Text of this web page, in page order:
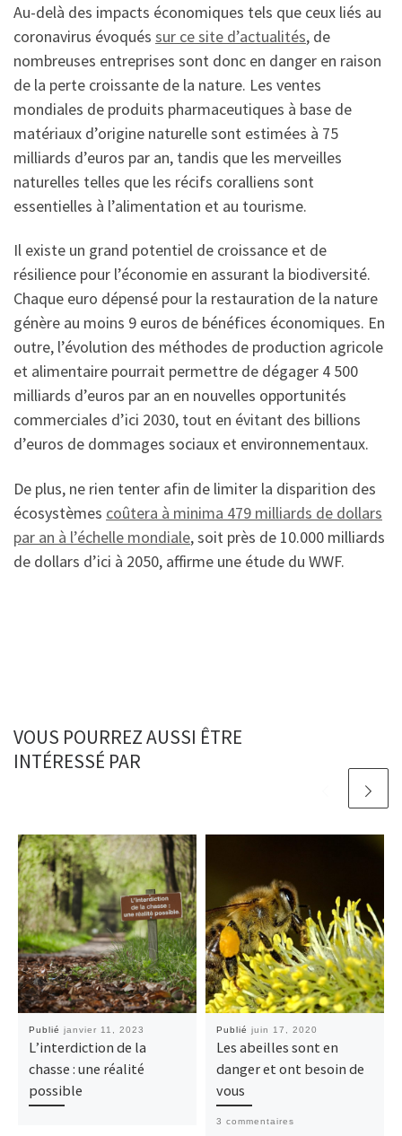
Au-delà des impacts économiques tels que ceux liés au
coronavirus évoqués sur ce site d’actualités, de
nombreuses entreprises sont donc en danger en raison
de la perte croissante de la nature. Les ventes
mondiales de produits pharmaceutiques à base de
matériaux d’origine naturelle sont estimées à 75
milliards d’euros par an, tandis que les merveilles
naturelles telles que les récifs coralliens sont
essentielles à l’alimentation et au tourisme.
Il existe un grand potentiel de croissance et de
résilience pour l’économie en assurant la biodiversité.
Chaque euro dépensé pour la restauration de la nature
génère au moins 9 euros de bénéfices économiques. En
outre, l’évolution des méthodes de production agricole
et alimentaire pourrait permettre de dégager 4 500
milliards d’euros par an en nouvelles opportunités
commerciales d’ici 2030, tout en évitant des billions
d’euros de dommages sociaux et environnementaux.
De plus, ne rien tenter afin de limiter la disparition des
écosystèmes coûtera à minima 479 milliards de dollars
par an à l’échelle mondiale, soit près de 10.000 milliards
de dollars d’ici à 2050, affirme une étude du WWF.
VOUS POURREZ AUSSI ÊTRE
INTÉRESSÉ PAR
Publié janvier 11, 2023
L’interdiction de la
chasse : une réalité
possible
Publié juin 17, 2020
Les abeilles sont en
danger et ont besoin de
vous
3 commentaires